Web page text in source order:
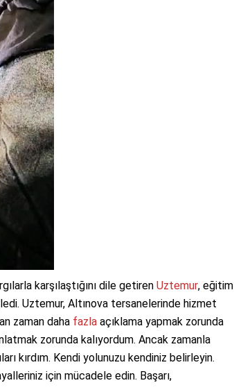
karşılaştığını dile getiren Uztemur, eğitim
Uztemur, Altınova tersanelerinde hizmet
zaman daha fazla açıklama yapmak zorunda
zorunda kalıyordum. Ancak zamanla
kırdım. Kendi yolunuzu kendiniz belirleyin.
için mücadele edin. Başarı,